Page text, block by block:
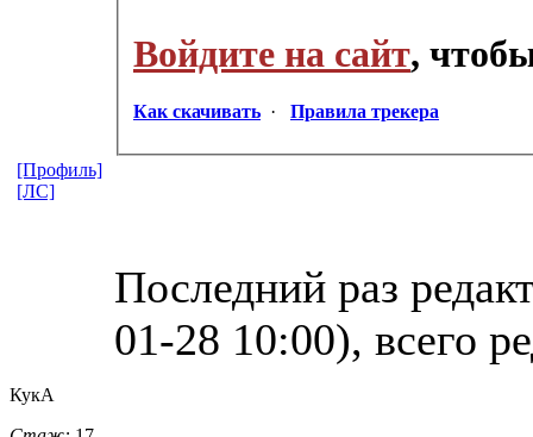
Войдите на сайт,
Как скачивать · Правила трекера
Последний раз
01-28 10:00), всего
[Профиль]
[ЛС]
КукА